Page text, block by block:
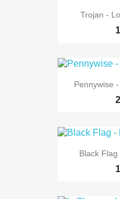
Trojan -
Pennywise
Black Flag